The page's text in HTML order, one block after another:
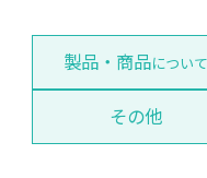
製品・商品について
その他